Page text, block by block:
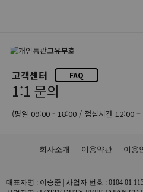
고객센터 FAQ
1:1 문의
(평일 09:00 - 18:00 / 점심시간 12:00 –
회사소개 이용약관 이용
대표자명 : 이승준 | 사업자 번호 : 0104 01